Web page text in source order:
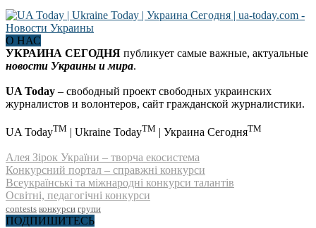
О НАС
УКРАИНА СЕГОДНЯ публикует самые важные, актуальные
новости Украины и мира.
UA Today – свободный проект свободных украинских
журналистов и волонтеров, сайт гражданской журналистики.
UA TodayTM | Ukraine TodayTM | Украина СегодняTM
Алея Зірок України – творча екосистема
Конкурсний портал – справжні конкурси
Всеукраїнські та міжнародні конкурси талантів
Освітні, педагогічні конкурси
contests конкурси групи
ПОДПИШИТЕСЬ